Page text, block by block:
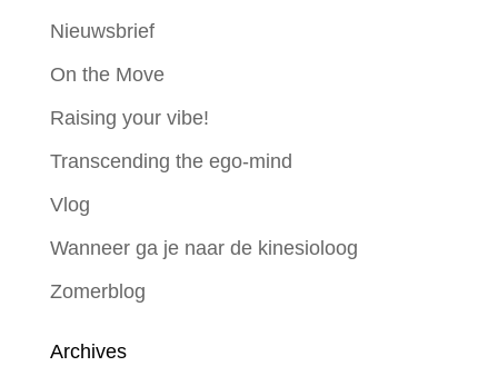
Nieuwsbrief
On the Move
Raising your vibe!
Transcending the ego-mind
Vlog
Wanneer ga je naar de kinesioloog
Zomerblog
Archives